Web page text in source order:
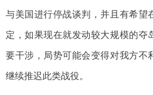
与美国进行停战谈判，并且有希望
定，如果现在就发动较大规模的夺
要干涉，局势可能会变得对我方不
继续推迟此类战役。